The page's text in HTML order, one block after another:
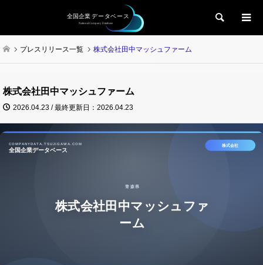
検索
プレスリリース一覧 株式会社田中マッシュファーム
株式会社田中マッシュファーム
2026.04.23 / 最終更新日：2026.04.23